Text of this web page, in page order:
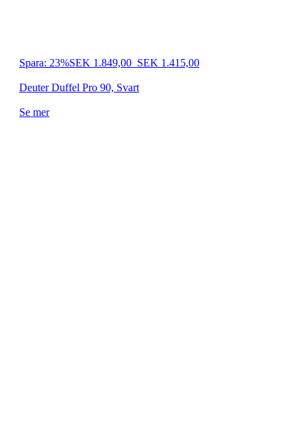
Spara: 23%SEK 1.849,00 SEK 1.415,00
Deuter Duffel Pro 90, Svart
Se mer